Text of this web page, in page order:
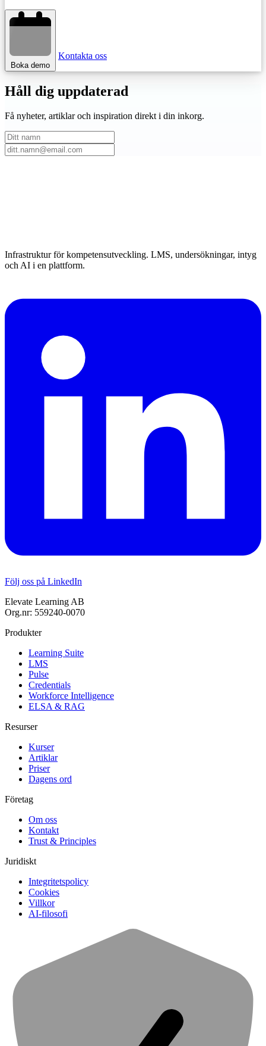
Boka demo
Kontakta oss
Håll dig uppdaterad
Få nyheter, artiklar och inspiration direkt i din inkorg.
Infrastruktur för kompetensutveckling. LMS, undersökningar, intyg
och AI i en plattform.
Följ oss på LinkedIn
Elevate Learning AB
Org.nr: 559240-0070
Produkter
Learning Suite
LMS
Pulse
Credentials
Workforce Intelligence
ELSA & RAG
Resurser
Kurser
Artiklar
Priser
Dagens ord
Företag
Om oss
Kontakt
Trust & Principles
Juridiskt
Integritetspolicy
Cookies
Villkor
AI-filosofi